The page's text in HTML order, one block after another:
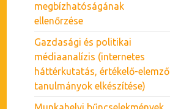
megbízhatóságának
ellenőrzése
Gazdasági és politikai
médiaanalízis (internetes
háttérkutatás, értékelő-elemző
tanulmányok elkészítése)